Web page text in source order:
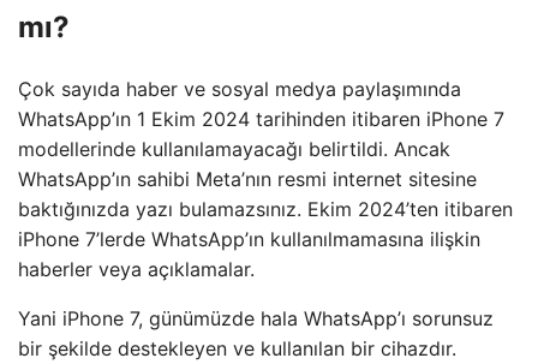
mı?
Çok sayıda haber ve sosyal medya paylaşımında
WhatsApp’ın 1 Ekim 2024 tarihinden itibaren iPhone 7
modellerinde kullanılamayacağı belirtildi. Ancak
WhatsApp’ın sahibi Meta’nın resmi internet sitesine
baktığınızda yazı bulamazsınız. Ekim 2024’ten itibaren
iPhone 7’lerde WhatsApp’ın kullanılmamasına ilişkin
haberler veya açıklamalar.
Yani iPhone 7, günümüzde hala WhatsApp’ı sorunsuz
bir şekilde destekleyen ve kullanılan bir cihazdır.